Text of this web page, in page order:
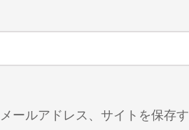
ールアドレス、サイトを保存す